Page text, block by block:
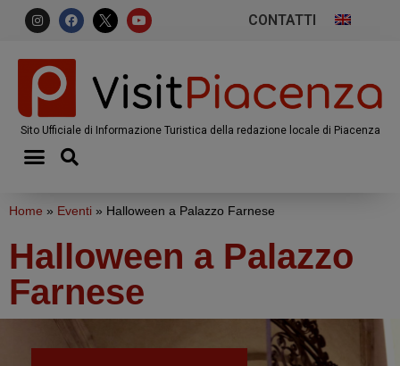
CONTATTI
Sito Ufficiale di Informazione Turistica della redazione locale di Piacenza
Home » Eventi » Halloween a Palazzo Farnese
Halloween a Palazzo
Farnese